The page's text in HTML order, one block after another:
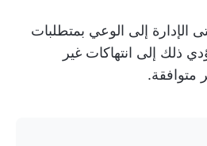
الإدارة إلى الوعي بمتطلبات
ذلك إلى انتهاكات غير